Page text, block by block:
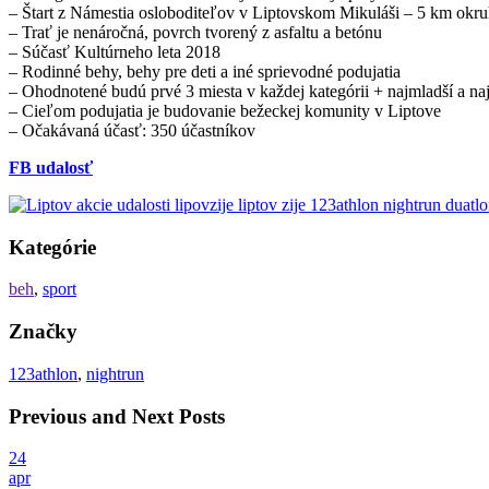
– Štart z Námestia osloboditeľov v Liptovskom Mikuláši – 5 km
– Trať je nenáročná, povrch tvorený z asfaltu a betónu
– Súčasť Kultúrneho leta 2018
– Rodinné behy, behy pre deti a iné sprievodné podujatia
– Ohodnotené budú prvé 3 miesta v každej kategórii + najmladší a
– Cieľom podujatia je budovanie bežeckej komunity v Liptove
– Očakávaná účasť: 350 účastníkov
FB udalosť
Kategórie
beh, sport
Značky
123athlon, nightrun
Previous and Next Posts
24
apr